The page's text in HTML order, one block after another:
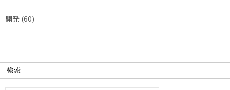
開発 (60)
検索